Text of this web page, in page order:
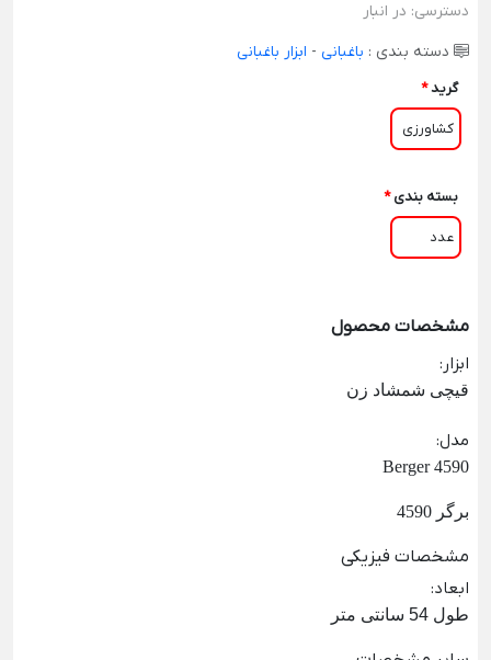
دسترسی: در انبار
دسته بندی : باغبانی - ابزار باغبانی
گرید*
کشاورزی
بسته بندی *
عدد
مشخصات محصول
ابزار :
قیچی شمشاد زن
مدل:
Berger 4590
برگر 4590
مشخصات فیزیکی
ابعاد:
طول 54 سانتی متر